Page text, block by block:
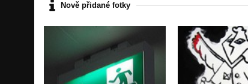
Nově přidané fotky